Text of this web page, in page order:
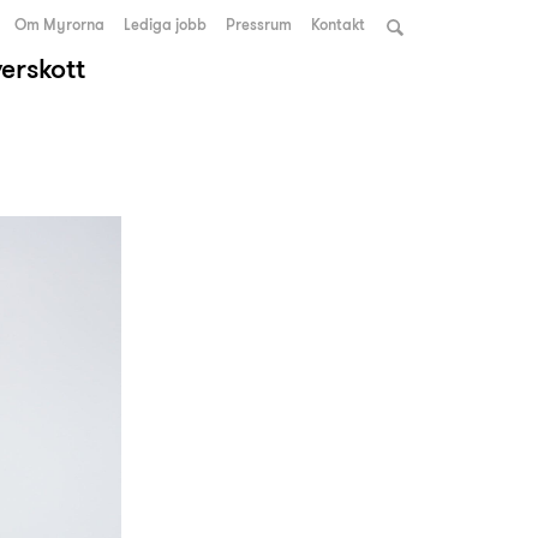
Om Myrorna Lediga jobb Pressrum Kontakt